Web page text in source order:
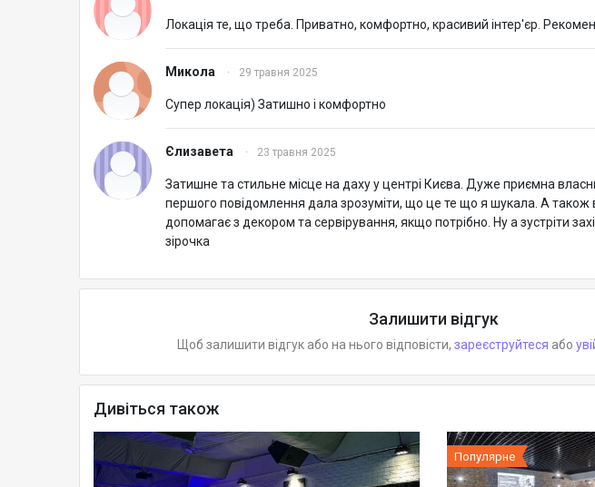
Локація те, що треба. Приватно, комфортно, красивий інтер'єр.
Микола · 29 травня 2025
Супер локація) Затишно і комфортно
Єлизавета · 23 травня 2025
Затишне та стильне місце на даху у центрі Києва. Дуже приємна
першого повідомлення дала зрозуміти, що це те що я шукала. А також
допомагає з декором та сервірування, якщо потрібно. Ну а зустріти
зірочка
Залишити відгук
Щоб залишити відгук або на нього відповісти, зареєструйтеся або
Дивіться також
Популярне